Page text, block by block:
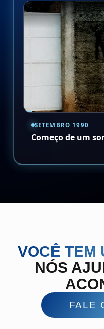
‹ ›
SETEMBRO 1990
Começo de um
VOCÊ TEM
NÓS
FALE